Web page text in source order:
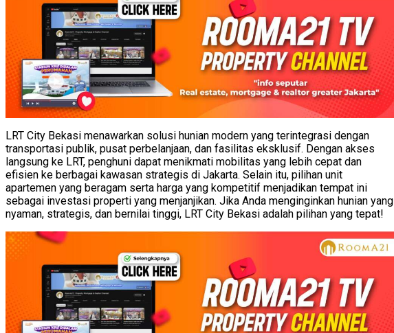
LRT City Bekasi menawarkan solusi hunian modern yang terintegrasi dengan
transportasi publik, pusat perbelanjaan, dan fasilitas eksklusif. Dengan akses
langsung ke LRT, penghuni dapat menikmati mobilitas yang lebih cepat dan
efisien ke berbagai kawasan strategis di Jakarta. Selain itu, pilihan unit
apartemen yang beragam serta harga yang kompetitif menjadikan tempat ini
sebagai investasi properti yang menjanjikan. Jika Anda menginginkan hunian yang
nyaman, strategis, dan bernilai tinggi, LRT City Bekasi adalah pilihan yang tepat!